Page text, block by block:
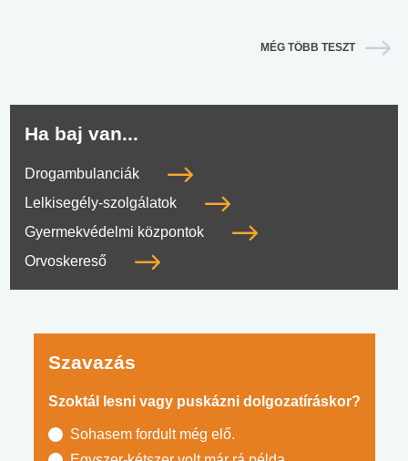
MÉG TÖBB TESZT
Ha baj van...
Drogambulanciák
Lelkisegély-szolgálatok
Gyermekvédelmi központok
Orvoskereső
Szavazás
Szoktál lesni vagy puskázni dolgozatíráskor?
Sohasem fordult még elő.